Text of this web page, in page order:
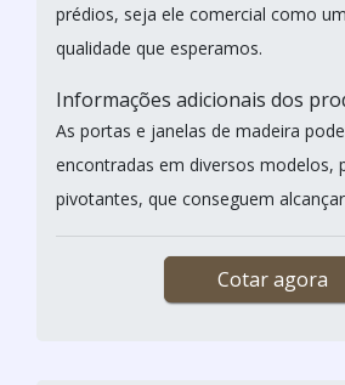
prédios, seja ele comercial como
qualidade que esperamos.
Informações adicionais dos
As portas e janelas de madeira
encontradas em diversos modelos,
pivotantes, que conseguem
Cotar agora